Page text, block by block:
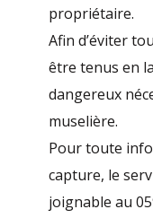
propriétaire.
Afin d’éviter
être tenus en
dangereux
muselière.
Pour toute
capture, le
joignable au